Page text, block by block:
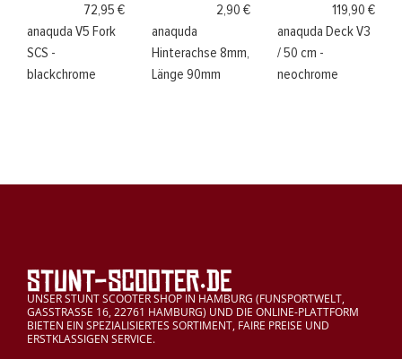
72,95 €
anaquda V5 Fork
SCS -
blackchrome
2,90 €
anaquda
Hinterachse 8mm,
Länge 90mm
119,90 €
anaquda Deck V3
/ 50 cm -
neochrome
UNSER STUNT SCOOTER SHOP IN HAMBURG (FUNSPORTWELT,
GASSTRASSE 16, 22761 HAMBURG) UND DIE ONLINE-PLATTFORM
BIETEN EIN SPEZIALISIERTES SORTIMENT, FAIRE PREISE UND
ERSTKLASSIGEN SERVICE.